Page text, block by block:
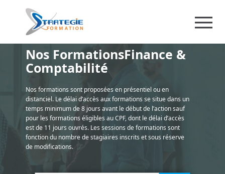
Nos FormationsFinance &
Comptabilité
Nos formations sont proposées en présentiel ou en
distanciel. Le délai d’accès aux formations se situe dans un
temps minimum de 8 jours avant le début de l’action sauf
pour les formations éligibles au CPF, dont le délai d’accès
est de 11 jours ouvrés. Les sessions de formations sont
fonction du nombre de stagiaires inscrits et sous réserve
de modifications.